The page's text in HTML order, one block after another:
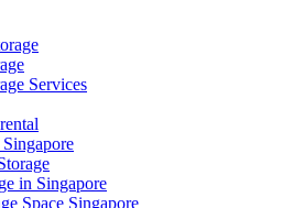
Services
in Singapore
Space Singapore